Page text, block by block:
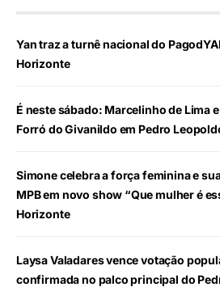
Yan traz a turnê nacional do
Horizonte
É neste sábado: Marcelinho de Lima
Forró do Givanildo em Pedro
Simone celebra a força feminina e
MPB em novo show “Que mulher é
Horizonte
Laysa Valadares vence votação
confirmada no palco principal do